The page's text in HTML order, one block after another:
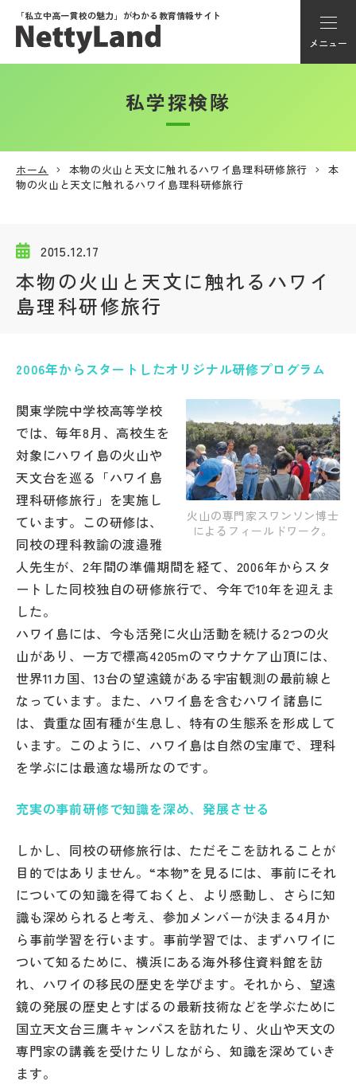
「私立中高一貫校の魅力」がわかる教育情報サイト
メニュー
アカウント登録
メニュー
学校動画
説明会・イベント情報
よみもの
学校からのお知らせ
学校HP最新情報
特集
NettyLandかわら版
その他
お問い合わせ
個人情報保護方針
サイトマップ
運営会社
私学探検隊
ホーム 本物の火山と天文に触れるハワイ島理科研修旅行
本
物の火山と天文に触れるハワイ島理科研修旅行
2015.12.17
本物の火山と天文に触れるハワイ
島理科研修旅行
2006年からスタートしたオリジナル研修プログラム
火山の専門家スワンソン博士
によるフィールドワーク。
関東学院中学校高等学校
では、毎年8月、高校生を
対象にハワイ島の火山や
天文台を巡る「ハワイ島
理科研修旅行」を実施し
ています。この研修は、
同校の理科教諭の渡邉雅
人先生が、2年間の準備期間を経て、2006年からスタ
ートした同校独自の研修旅行で、今年で10年を迎えま
した。
ハワイ島には、今も活発に火山活動を続ける2つの火
山があり、一方で標高4205mのマウナケア山頂には、
世界11カ国、13台の望遠鏡がある宇宙観測の最前線と
なっています。また、ハワイ島を含むハワイ諸島に
は、貴重な固有種が生息し、特有の生態系を形成して
います。このように、ハワイ島は自然の宝庫で、理科
を学ぶには最適な場所なのです。
充実の事前研修で知識を深め、発展させる
しかし、同校の研修旅行は、ただそこを訪れることが
目的ではありません。“本物”を見るには、事前にそれ
についての知識を得ておくと、より感動し、さらに知
識も深められると考え、参加メンバーが決まる4月か
ら事前学習を行います。事前学習では、まずハワイに
ついて知るために、横浜にある海外移住資料館を訪
れ、ハワイの移民の歴史を学びます。それから、望遠
鏡の発展の歴史とすばるの最新技術などを学ぶために
国立天文台三鷹キャンパスを訪れたり、火山や天文の
専門家の講義を受けたりしながら、知識を深めていき
ます。